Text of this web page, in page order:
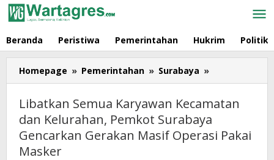
Skip
to
Beranda Peristiwa Pemerintahan Hukrim Politik
Homepage » Pemerintahan » Surabaya »
Semua
Kecamatan
dan
Kelurahan,
Libatkan Semua Karyawan Kecamatan
dan Kelurahan, Pemkot Surabaya
Gencarkan Gerakan Masif Operasi Pakai
Masker